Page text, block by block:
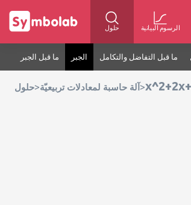
حلول الرسوم البيانية
ما قبل الجبر الجبر ما قبل التفاضل والتكامل
حلول>آلة حاسبة لمعادلات تربيعيّة >